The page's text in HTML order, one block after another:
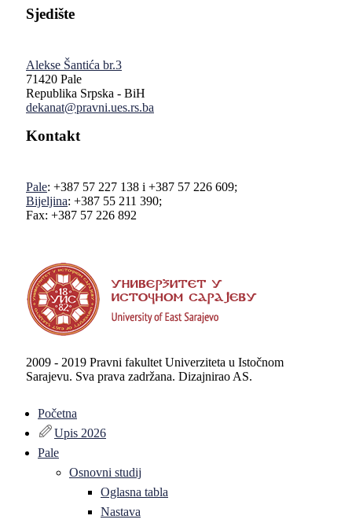
Sjedište
Alekse Šantića br.3
71420 Pale
Republika Srpska - BiH
dekanat@pravni.ues.rs.ba
Kontakt
Pale: +387 57 227 138 i +387 57 226 609;
Bijeljina: +387 55 211 390;
Fax: +387 57 226 892
2009 - 2019 Pravni fakultet Univerziteta u Istočnom
Sarajevu. Sva prava zadržana. Dizajnirao AS.
Početna
Upis 2026
Pale
Osnovni studij
Oglasna tabla
Nastava